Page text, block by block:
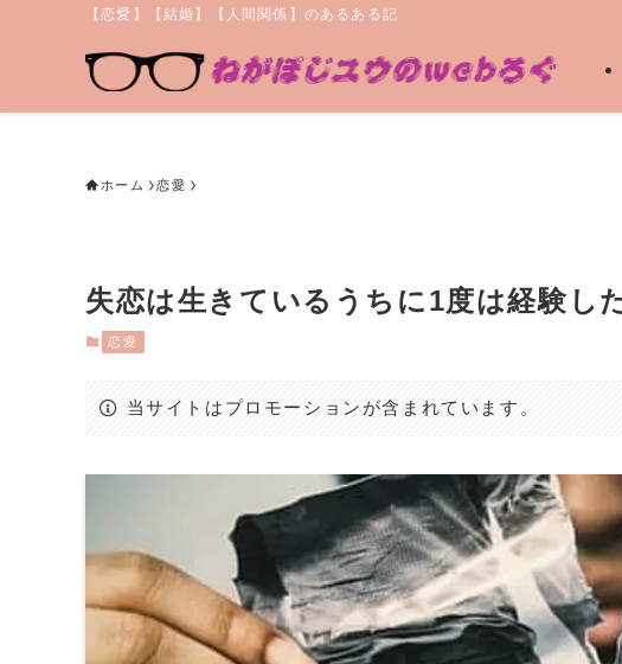
【恋愛】【結婚】【人間関係】のあるある記
ホーム 恋愛
失恋は生きているうちに1度は経験し
恋愛
当サイトはプロモーションが含まれています。